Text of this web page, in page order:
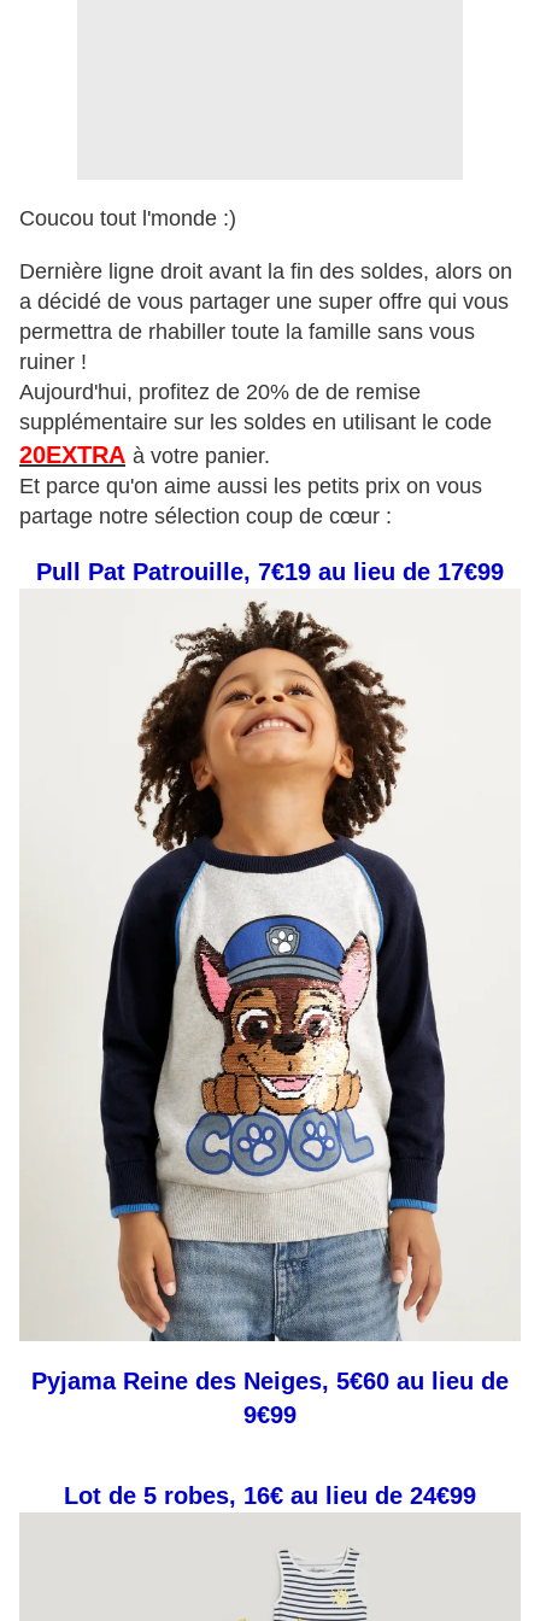
Coucou tout l'monde :)
Dernière ligne droit avant la fin des soldes, alors on
a décidé de vous partager une super offre qui vous
permettra de rhabiller toute la famille sans vous
ruiner !
Aujourd'hui, profitez de 20% de de remise
supplémentaire sur les soldes en utilisant le code
20EXTRA à votre panier.
Et parce qu'on aime aussi les petits prix on vous
partage notre sélection coup de cœur :
Pull Pat Patrouille, 7€19 au lieu de 17€99
Pyjama Reine des Neiges, 5€60 au lieu de
9€99
Lot de 5 robes, 16€ au lieu de 24€99